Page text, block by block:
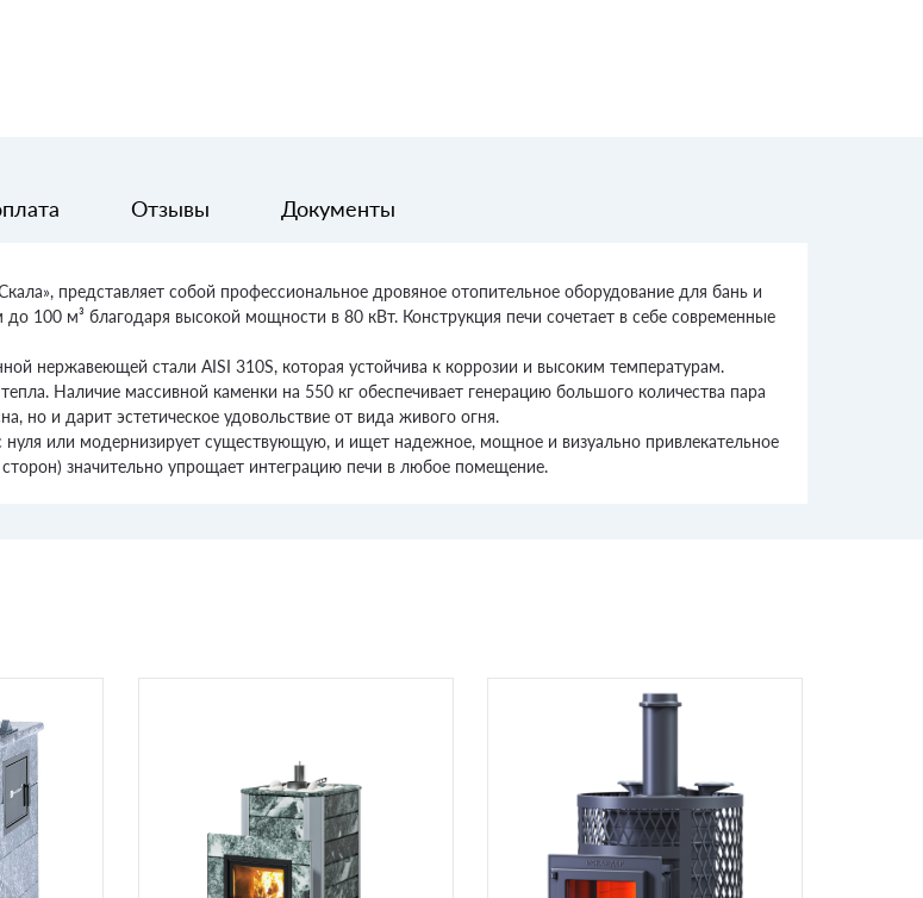
Отзывы Документы
представляет собой профессиональное дровяное отопительное оборудование для бань и
100 м³ благодаря высокой мощности в 80 кВт. Конструкция печи сочетает в себе современные
нержавеющей стали AISI 310S, которая устойчива к коррозии и высоким температурам.
Наличие массивной каменки на 550 кг обеспечивает генерацию большого количества пара
но и дарит эстетическое удовольствие от вида живого огня.
или модернизирует существующую, и ищет надежное, мощное и визуально привлекательное
значительно упрощает интеграцию печи в любое помещение.